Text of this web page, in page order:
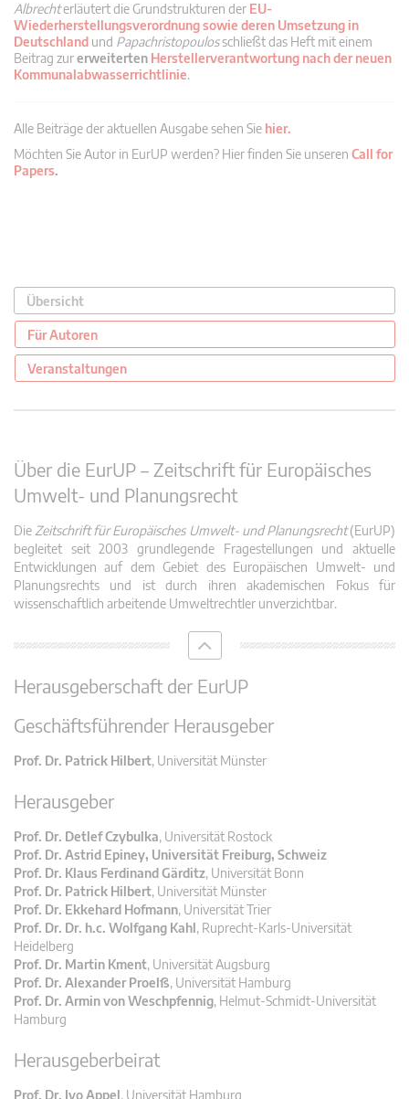
Albrechterläutert die Grundstrukturen der EU-
Wiederherstellungsverordnung sowie deren Umsetzung in
Deutschland und Papachristopoulosschließt das Heft mit einem
Beitrag zurerweiterten Herstellerverantwortung nach der neuen
Kommunalabwasserrichtlinie.
Alle Beiträge der aktuellen Ausgabe sehen Sie hier.
Möchten Sie Autor in EurUP werden? Hier finden Sie unseren Call for
Papers.
Übersicht
Für Autoren
Veranstaltungen
Über die EurUP – Zeitschrift für Europäisches
Umwelt- und Planungsrecht
Die Zeitschrift für Europäisches Umwelt- und Planungsrecht(EurUP)
begleitet seit 2003 grundlegende Fragestellungen und aktuelle
Entwicklungen auf dem Gebiet des Europäischen Umwelt- und
Planungsrechts und ist durch ihren akademischen Fokus für
wissenschaftlich arbeitende Umweltrechtler unverzichtbar.
Herausgeberschaft der EurUP
Geschäftsführender Herausgeber
Prof. Dr. Patrick Hilbert, Universität Münster
Herausgeber
Prof. Dr. Detlef Czybulka, Universität Rostock
Prof. Dr. Astrid Epiney, Universität Freiburg, Schweiz
Prof. Dr. Klaus Ferdinand Gärditz, Universität Bonn
Prof. Dr. Patrick Hilbert, Universität Münster
Prof. Dr. Ekkehard Hofmann, Universität Trier
Prof. Dr. Dr. h.c. Wolfgang Kahl, Ruprecht-Karls-Universität
Heidelberg
Prof. Dr. Martin Kment, Universität Augsburg
Prof. Dr. Alexander Proelß, Universität Hamburg
Prof. Dr. Armin von Weschpfennig, Helmut-Schmidt-Universität
Hamburg
Herausgeberbeirat
Prof. Dr. Ivo Appel, Universität Hamburg